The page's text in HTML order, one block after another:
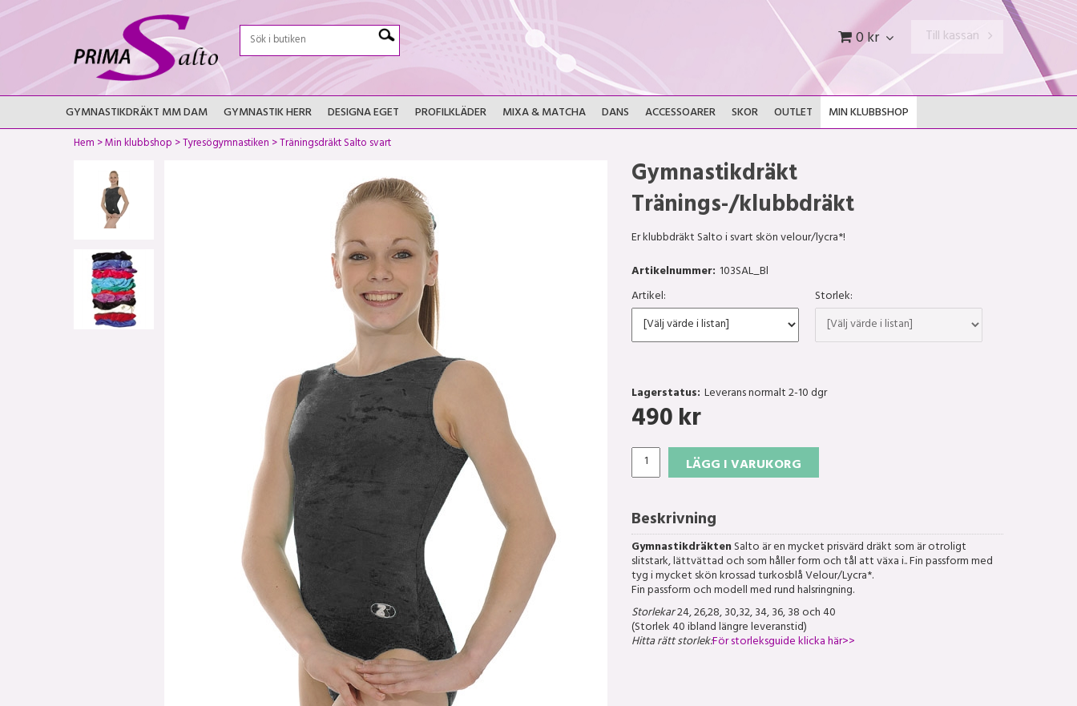
0 kr Till kassan
GYMNASTIKDRÄKT MM DAM GYMNASTIK HERR DESIGNA EGET PROFILKLÄDER MIXA & MATCHA DANS ACCESSOARER SKOR OUTLET MIN KLUBBSHOP
Hem >Min klubbshop >Tyresögymnastiken >Träningsdräkt Salto svart
Gymnastikdräkt
Tränings-/klubbdräkt
Er klubbdräkt Salto i svart skön velour/lycra*!
Artikelnummer: 103SAL_Bl
Artikel:
Storlek:
Lagerstatus: Leverans normalt 2-10 dgr
490kr
LÄGG I VARUKORG
Beskrivning
GymnastikdräktenSalto är en mycket prisvärd dräkt som är otroligt
slitstark, lättvättad och som håller form och tål att växa i.. Fin passform med
tyg i mycket skön krossad turkosblå Velour/Lycra*.
Fin passform och modell med rund halsringning.
Storlekar24, 26,28, 30,32, 34, 36, 38 och 40
(Storlek 40 ibland längre leveranstid)
Hitta rätt storlek:För storleksguide klicka här>>